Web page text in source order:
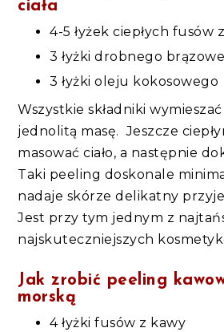
ciała
4-5 łyżek ciepłych fusów
3 łyżki drobnego
3 łyżki oleju kokosowego
Wszystkie składniki
jednolitą masę. Jeszcze
masować ciało, a następnie
Taki peeling doskonale
nadaje skórze delikatny
Jest przy tym jednym z
najskuteczniejszych
Jak zrobić peeling
morską
4 łyżki fusów z kawy